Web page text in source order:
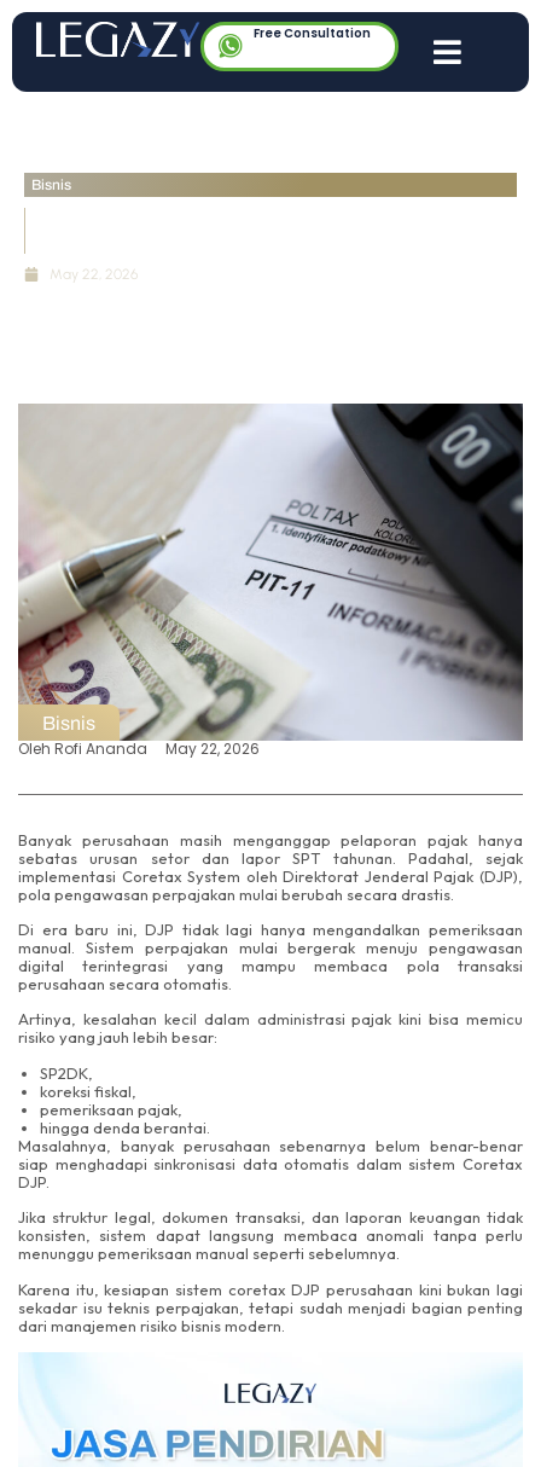
Free Consultation
Bisnis
May 22, 2026
Bisnis
Oleh Rofi Ananda May 22, 2026
Banyak perusahaan masih menganggap pelaporan pajak hanya
sebatas urusan setor dan lapor SPT tahunan. Padahal, sejak
implementasi Coretax System oleh Direktorat Jenderal Pajak (DJP),
pola pengawasan perpajakan mulai berubah secara drastis.
Di era baru ini, DJP tidak lagi hanya mengandalkan pemeriksaan
manual. Sistem perpajakan mulai bergerak menuju pengawasan
digital terintegrasi yang mampu membaca pola transaksi
perusahaan secara otomatis.
Artinya, kesalahan kecil dalam administrasi pajak kini bisa memicu
risiko yang jauh lebih besar:
SP2DK,
koreksi fiskal,
pemeriksaan pajak,
hingga denda berantai.
Masalahnya, banyak perusahaan sebenarnya belum benar-benar
siap menghadapi sinkronisasi data otomatis dalam sistem Coretax
DJP.
Jika struktur legal, dokumen transaksi, dan laporan keuangan tidak
konsisten, sistem dapat langsung membaca anomali tanpa perlu
menunggu pemeriksaan manual seperti sebelumnya.
Karena itu, kesiapan sistem coretax DJP perusahaan kini bukan lagi
sekadar isu teknis perpajakan, tetapi sudah menjadi bagian penting
dari manajemen risiko bisnis modern.